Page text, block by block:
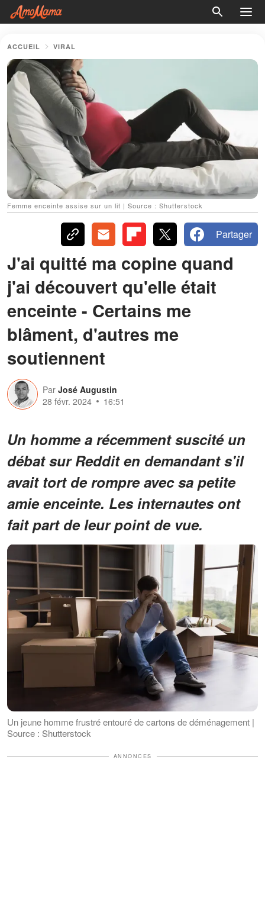
ACCUEIL VIRAL
Femme enceinte assise sur un lit | Source : Shutterstock
Partager
J'ai quitté ma copine quand
j'ai découvert qu'elle était
enceinte - Certains me
blâment, d'autres me
soutiennent
Par José Augustin
28 févr. 2024
16:51
Un homme a récemment suscité un
débat sur Reddit en demandant s'il
avait tort de rompre avec sa petite
amie enceinte. Les internautes ont
fait part de leur point de vue.
Un jeune homme frustré entouré de cartons de déménagement |
Source : Shutterstock
ANNONCES